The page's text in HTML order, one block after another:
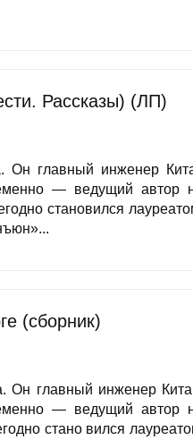
Рассказы) (ЛП)
главный инженер
— ведущий автор
становился
(сборник)
главный инженер
— ведущий автор
стано вился